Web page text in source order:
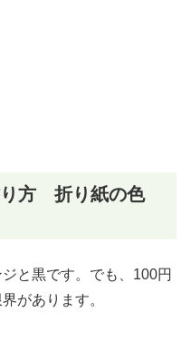
り方 折り紙の色
と黒です。でも、100円
があります。